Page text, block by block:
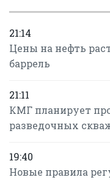
21:14
Цены на нефть
баррель
21:11
КМГ планирует
разведочных
19:40
Новые правила